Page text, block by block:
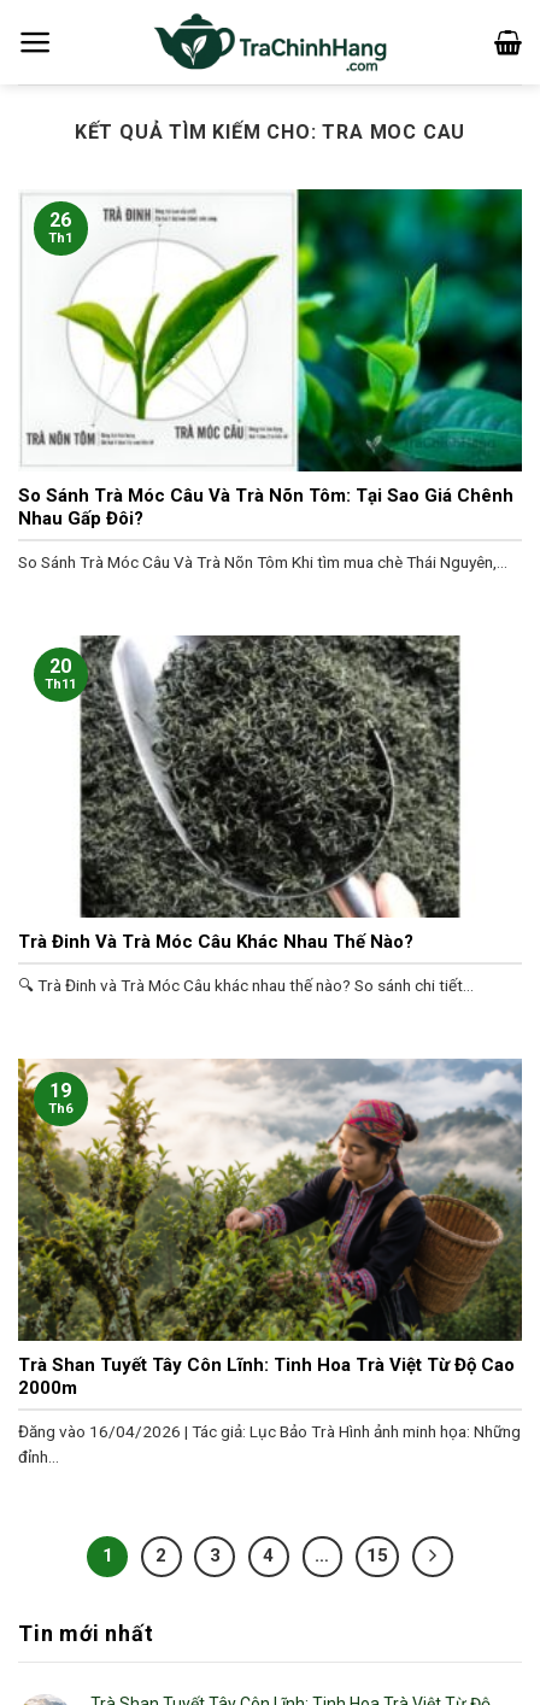
qua
KẾT QUẢ TÌM KIẾM CHO:TRA MOC CAU
So Sánh Trà Móc Câu Và Trà Nõn Tôm: Tại Sao Giá Chênh
Nhau Gấp Đôi?
So Sánh Trà Móc Câu Và Trà Nõn Tôm Khi tìm mua chè Thái Nguyên,...
26
Th1
Trà Đinh Và Trà Móc Câu Khác Nhau Thế Nào?
🔍 Trà Đinh và Trà Móc Câu khác nhau thế nào? So sánh chi tiết...
20
Th11
Trà Shan Tuyết Tây Côn Lĩnh: Tinh Hoa Trà Việt Từ Độ Cao
2000m
Đăng vào 16/04/2026 | Tác giả: Lục Bảo Trà Hình ảnh minh họa: Những
đỉnh...
19
Th6
1 2 3 4 … 15
Tin mới nhất